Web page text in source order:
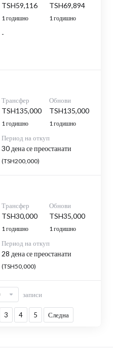
TSH59,116
1 годишно
TSH69,894
1 годишно
-
Трансфер
TSH135,000
1 годишно
Обнови
TSH135,000
1 годишно
Период на откуп
30 дена се преостанати
(TSH200,000)
Трансфер
TSH30,000
1 годишно
Обнови
TSH35,000
1 годишно
Период на откуп
28 дена се преостанати
(TSH50,000)
3 4 5 Следна
записи